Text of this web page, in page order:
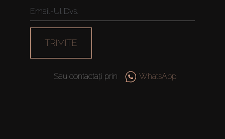
TRIMITE
Sau contactați prin WhatsApp